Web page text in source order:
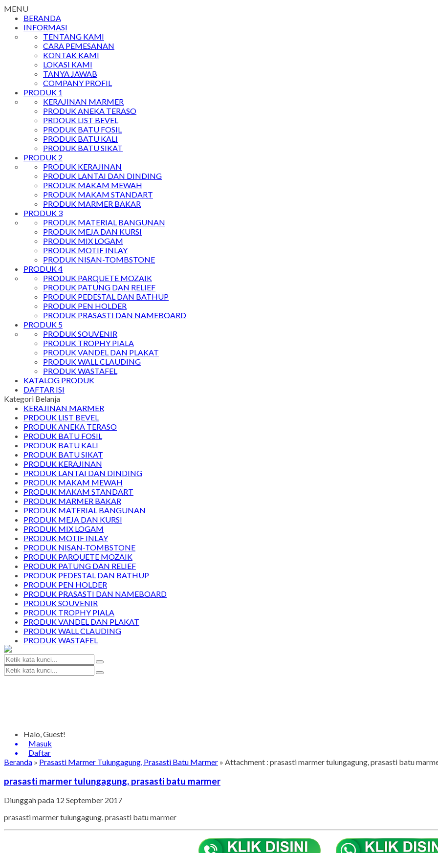
MENU
BERANDA
INFORMASI
TENTANG KAMI
CARA PEMESANAN
KONTAK KAMI
LOKASI KAMI
TANYA JAWAB
COMPANY PROFIL
PRODUK 1
KERAJINAN MARMER
PRODUK ANEKA TERASO
PRDOUK LIST BEVEL
PRODUK BATU FOSIL
PRODUK BATU KALI
PRODUK BATU SIKAT
PRODUK 2
PRODUK KERAJINAN
PRODUK LANTAI DAN DINDING
PRODUK MAKAM MEWAH
PRODUK MAKAM STANDART
PRODUK MARMER BAKAR
PRODUK 3
PRODUK MATERIAL BANGUNAN
PRODUK MEJA DAN KURSI
PRODUK MIX LOGAM
PRODUK MOTIF INLAY
PRODUK NISAN-TOMBSTONE
PRODUK 4
PRODUK PARQUETE MOZAIK
PRODUK PATUNG DAN RELIEF
PRODUK PEDESTAL DAN BATHUP
PRODUK PEN HOLDER
PRODUK PRASASTI DAN NAMEBOARD
PRODUK 5
PRODUK SOUVENIR
PRODUK TROPHY PIALA
PRODUK VANDEL DAN PLAKAT
PRODUK WALL CLAUDING
PRODUK WASTAFEL
KATALOG PRODUK
DAFTAR ISI
Kategori Belanja
KERAJINAN MARMER
PRDOUK LIST BEVEL
PRODUK ANEKA TERASO
PRODUK BATU FOSIL
PRODUK BATU KALI
PRODUK BATU SIKAT
PRODUK KERAJINAN
PRODUK LANTAI DAN DINDING
PRODUK MAKAM MEWAH
PRODUK MAKAM STANDART
PRODUK MARMER BAKAR
PRODUK MATERIAL BANGUNAN
PRODUK MEJA DAN KURSI
PRODUK MIX LOGAM
PRODUK MOTIF INLAY
PRODUK NISAN-TOMBSTONE
PRODUK PARQUETE MOZAIK
PRODUK PATUNG DAN RELIEF
PRODUK PEDESTAL DAN BATHUP
PRODUK PEN HOLDER
PRODUK PRASASTI DAN NAMEBOARD
PRODUK SOUVENIR
PRODUK TROPHY PIALA
PRODUK VANDEL DAN PLAKAT
PRODUK WALL CLAUDING
PRODUK WASTAFEL
Halo, Guest!
Masuk
Daftar
Beranda » Prasasti Marmer Tulungagung, Prasasti Batu Marmer » Attachment : prasasti marmer tulungagung, prasasti batu
prasasti marmer tulungagung, prasasti batu marmer
Diunggah pada 12 September 2017
prasasti marmer tulungagung, prasasti batu marmer